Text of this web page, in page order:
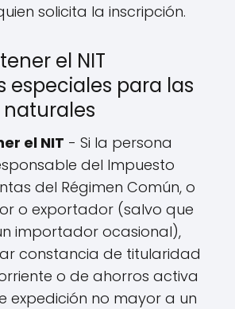
solicita la inscripción.
el NIT
especiales para las
el NIT - Si la persona
del Impuesto
del Régimen Común, o
o exportador (salvo que
importador ocasional),
constancia de titularidad
o de ahorros activa
expedición no mayor a un